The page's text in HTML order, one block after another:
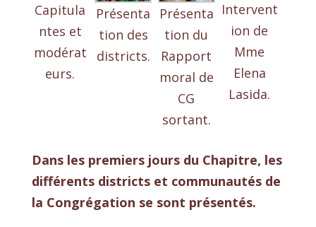
Capitula
ntes et
modérat
eurs.
Présenta
tion des
districts.
Présenta
tion du
Rapport
moral de
CG
sortant.
Intervent
ion de
Mme
Elena
Lasida.
Dans les premiers jours du Chapitre, les
différents districts et communautés de
la Congrégation se sont présentés.